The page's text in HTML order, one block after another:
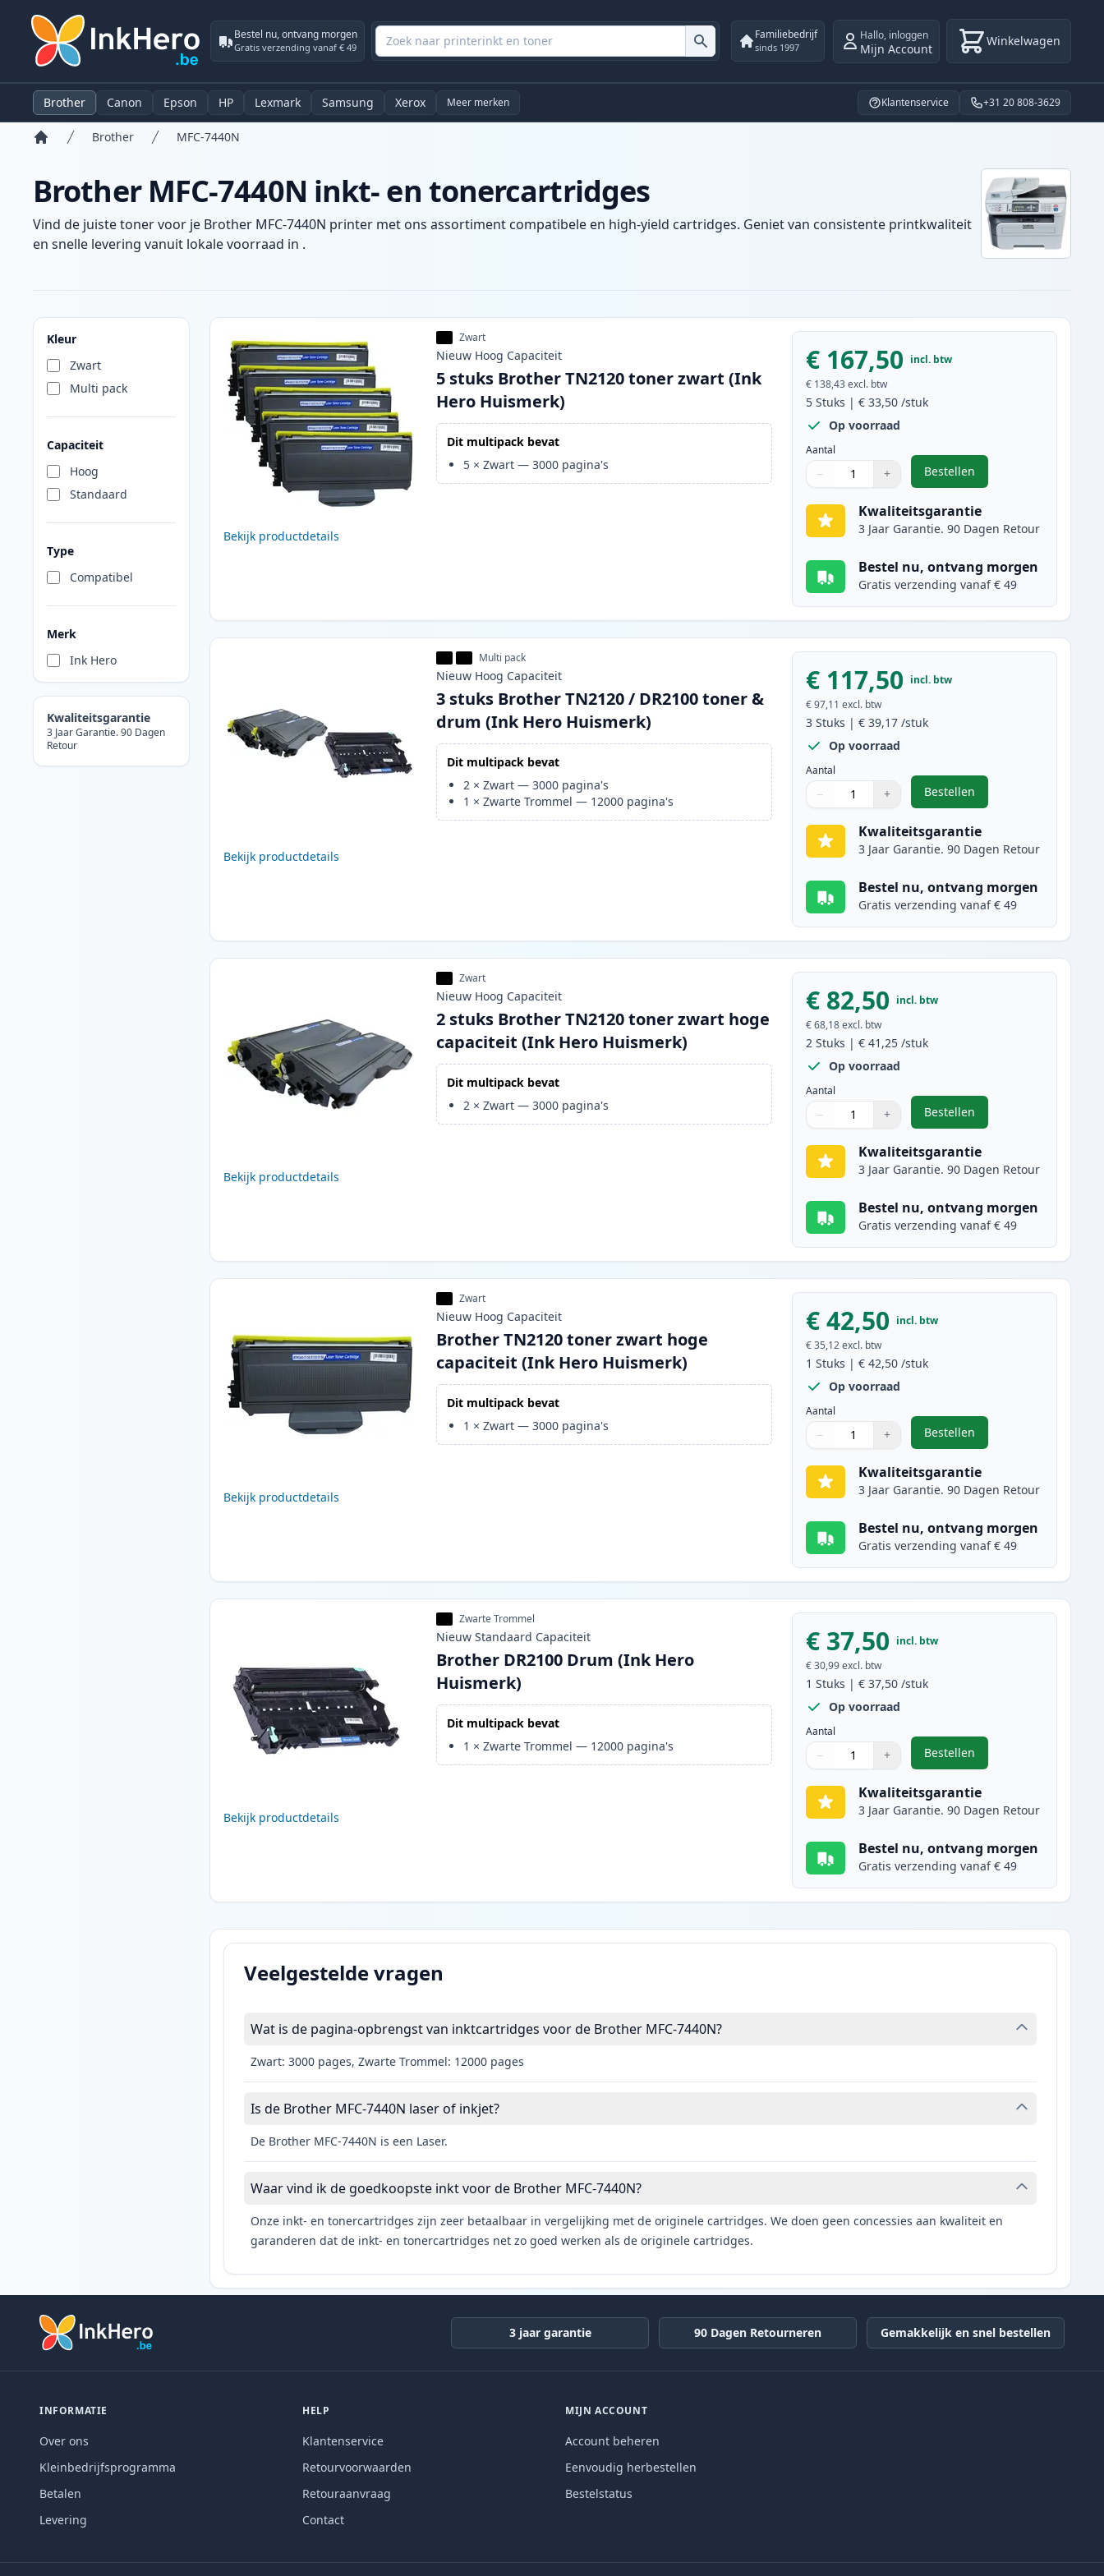
Bestel nu, ontvang morgen
Gratis verzending vanaf € 49
Familiebedrijf
sinds 1997
Hallo, inloggen
Mijn Account Winkelwagen
Brother Canon Epson HP Lexmark Samsung Xerox Meer merken Klantenservice +31 20 808-3629
Brother MFC-7440N
Brother MFC-7440N inkt- en tonercartridges
Vind de juiste toner voor je Brother MFC-7440N printer met ons assortiment compatibele en high-yield cartridges. Geniet van consistente printkwaliteit
en snelle levering vanuit lokale voorraad in .
Kleur
Zwart
Multi pack
Capaciteit
Hoog
Standaard
Type
Compatibel
Merk
Ink Hero
Kwaliteitsgarantie
3 Jaar Garantie. 90 Dagen
Retour
Producten
Bekijk productdetails
Zwart
Nieuw Hoog Capaciteit
5 stuks Brother TN2120 toner zwart (Ink
Hero Huismerk)
Dit multipack bevat
5 ×Zwart —3000 pagina's
€ 167,50 incl. btw
€ 138,43 excl. btw
5 Stuks |€ 33,50 /stuk
Op voorraad
Aantal
Aantal
Gebruik de knoppen om aan te passen
− +
Aantal 1
Bestellen
,5 stuks Brother TN2120
Kwaliteitsgarantie
3 Jaar Garantie. 90 Dagen Retour
Bestel nu, ontvang morgen
Gratis verzending vanaf € 49
Bekijk productdetails
Multi pack
Nieuw Hoog Capaciteit
3 stuks Brother TN2120 / DR2100 toner &
drum (Ink Hero Huismerk)
Dit multipack bevat
2 ×Zwart —3000 pagina's
1 ×Zwarte Trommel — 12000 pagina's
€ 117,50 incl. btw
€ 97,11 excl. btw
3 Stuks |€ 39,17 /stuk
Op voorraad
Aantal
Aantal
Gebruik de knoppen om aan te passen
− +
Aantal 1
Bestellen
,3 stuks Brother TN2120 /
Kwaliteitsgarantie
3 Jaar Garantie. 90 Dagen Retour
Bestel nu, ontvang morgen
Gratis verzending vanaf € 49
Bekijk productdetails
Zwart
Nieuw Hoog Capaciteit
2 stuks Brother TN2120 toner zwart hoge
capaciteit (Ink Hero Huismerk)
Dit multipack bevat
2 ×Zwart —3000 pagina's
€ 82,50 incl. btw
€ 68,18 excl. btw
2 Stuks |€ 41,25 /stuk
Op voorraad
Aantal
Aantal
Gebruik de knoppen om aan te passen
− +
Aantal 1
Bestellen
,2 stuks Brother TN2120
Kwaliteitsgarantie
3 Jaar Garantie. 90 Dagen Retour
Bestel nu, ontvang morgen
Gratis verzending vanaf € 49
Bekijk productdetails
Zwart
Nieuw Hoog Capaciteit
Brother TN2120 toner zwart hoge
capaciteit (Ink Hero Huismerk)
Dit multipack bevat
1 ×Zwart —3000 pagina's
€ 42,50 incl. btw
€ 35,12 excl. btw
1 Stuks |€ 42,50 /stuk
Op voorraad
Aantal
Aantal
Gebruik de knoppen om aan te passen
− +
Aantal 1
Bestellen
,Brother TN2120 toner
Kwaliteitsgarantie
3 Jaar Garantie. 90 Dagen Retour
Bestel nu, ontvang morgen
Gratis verzending vanaf € 49
Bekijk productdetails
Zwarte Trommel
Nieuw Standaard Capaciteit
Brother DR2100 Drum (Ink Hero
Huismerk)
Dit multipack bevat
1 ×Zwarte Trommel — 12000 pagina's
€ 37,50 incl. btw
€ 30,99 excl. btw
1 Stuks |€ 37,50 /stuk
Op voorraad
Aantal
Aantal
Gebruik de knoppen om aan te passen
− +
Aantal 1
Bestellen
,Brother DR2100 Drum
Kwaliteitsgarantie
3 Jaar Garantie. 90 Dagen Retour
Bestel nu, ontvang morgen
Gratis verzending vanaf € 49
Veelgestelde vragen
Wat is de pagina-opbrengst van inktcartridges voor de Brother MFC-7440N?
Zwart: 3000 pages, Zwarte Trommel: 12000 pages
Is de Brother MFC-7440N laser of inkjet?
De Brother MFC-7440N is een Laser.
Waar vind ik de goedkoopste inkt voor de Brother MFC-7440N?
Onze inkt- en tonercartridges zijn zeer betaalbaar in vergelijking met de originele cartridges. We doen geen concessies aan kwaliteit en
garanderen dat de inkt- en tonercartridges net zo goed werken als de originele cartridges.
3 jaar garantie 90 Dagen Retourneren Gemakkelijk en snel bestellen
INFORMATIE
Over ons
Kleinbedrijfsprogramma
Betalen
Levering
HELP
Klantenservice
Retourvoorwaarden
Retouraanvraag
Contact
MIJN ACCOUNT
Account beheren
Eenvoudig herbestellen
Bestelstatus